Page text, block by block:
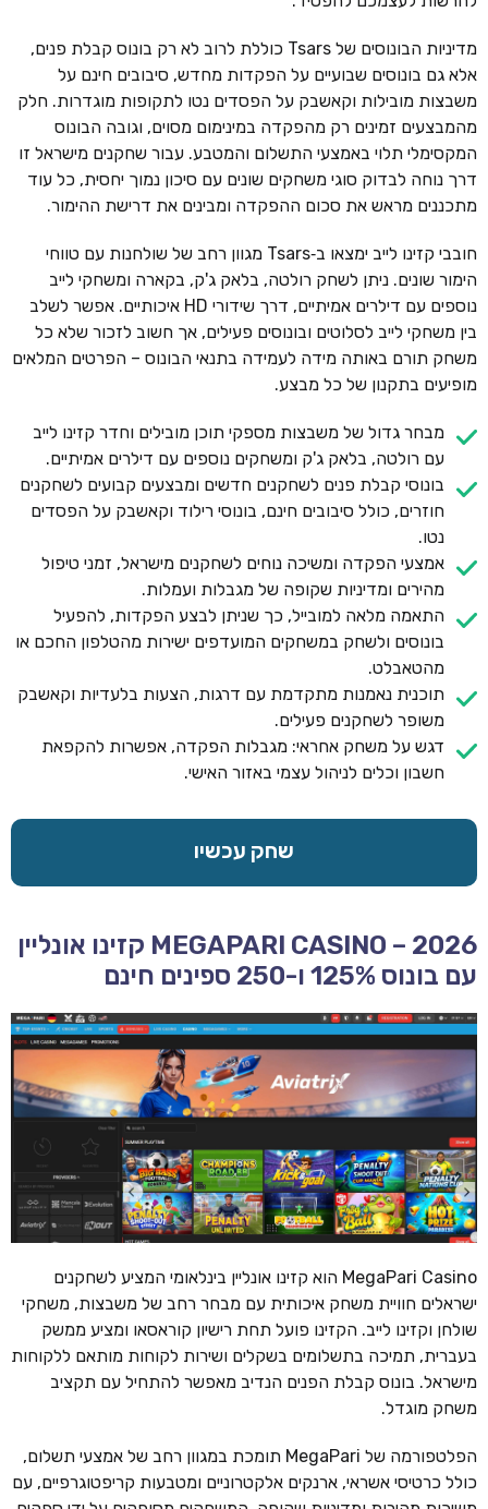
מדיניות הבונוסים של Tsars כוללת לרוב לא רק בונוס קבלת פנים,
אלא גם בונוסים שבועיים על הפקדות מחדש, סיבובים חינם על
משבצות מובילות וקאשבק על הפסדים נטו לתקופות מוגדרות. חלק
מהמבצעים זמינים רק מהפקדה במינימום מסוים, וגובה הבונוס
המקסימלי תלוי באמצעי התשלום והמטבע. עבור שחקנים מישראל זו
דרך נוחה לבדוק סוגי משחקים שונים עם סיכון נמוך יחסית, כל עוד
מתכננים מראש את סכום ההפקדה ומבינים את דרישת ההימור.
חובבי קזינו לייב ימצאו ב‑Tsars מגוון רחב של שולחנות עם טווחי
הימור שונים. ניתן לשחק רולטה, בלאק ג'ק, בקארה ומשחקי לייב
נוספים עם דילרים אמיתיים, דרך שידורי HD איכותיים. אפשר לשלב
בין משחקי לייב לסלוטים ובונוסים פעילים, אך חשוב לזכור שלא כל
משחק תורם באותה מידה לעמידה בתנאי הבונוס – הפרטים המלאים
מופיעים בתקנון של כל מבצע.
מבחר גדול של משבצות מספקי תוכן מובילים וחדר קזינו לייב
עם רולטה, בלאק ג'ק ומשחקים נוספים עם דילרים אמיתיים.
בונוסי קבלת פנים לשחקנים חדשים ומבצעים קבועים לשחקנים
חוזרים, כולל סיבובים חינם, בונוסי רילוד וקאשבק על הפסדים
נטו.
אמצעי הפקדה ומשיכה נוחים לשחקנים מישראל, זמני טיפול
מהירים ומדיניות שקופה של מגבלות ועמלות.
התאמה מלאה למובייל, כך שניתן לבצע הפקדות, להפעיל
בונוסים ולשחק במשחקים המועדפים ישירות מהטלפון החכם או
מהטאבלט.
תוכנית נאמנות מתקדמת עם דרגות, הצעות בלעדיות וקאשבק
משופר לשחקנים פעילים.
דגש על משחק אחראי: מגבלות הפקדה, אפשרות להקפאת
חשבון וכלים לניהול עצמי באזור האישי.
שחק עכשיו
MEGAPARI CASINO – 2026 קזינו אונליין
עם בונוס 125% ו-250 ספינים חינם
MegaPari Casino הוא קזינו אונליין בינלאומי המציע לשחקנים
ישראלים חוויית משחק איכותית עם מבחר רחב של משבצות, משחקי
שולחן וקזינו לייב. הקזינו פועל תחת רישיון קוראסאו ומציע ממשק
בעברית, תמיכה בתשלומים בשקלים ושירות לקוחות מותאם ללקוחות
מישראל. בונוס קבלת הפנים הנדיב מאפשר להתחיל עם תקציב
משחק מוגדל.
הפלטפורמה של MegaPari תומכת במגוון רחב של אמצעי תשלום,
כולל כרטיסי אשראי, ארנקים אלקטרוניים ומטבעות קריפטוגרפיים, עם